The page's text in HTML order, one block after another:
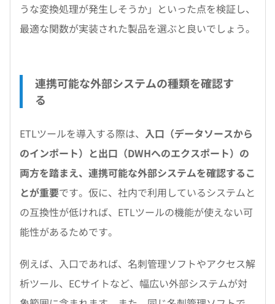
うな変換処理が発生しそうか」といった点を検証し、
最適な関数が実装された製品を選ぶと良いでしょう。
連携可能な外部システムの種類を確認す
る
ETLツールを導入する際は、 入口（データソースから
のインポート）と出口（DWHへのエクスポート）の
両方を踏まえ、連携可能な外部システムを確認するこ
とが重要です。仮に、社内で利用しているシステムと
の互換性が低ければ、ETLツールの機能が使えない可
能性があるためです。
例えば、入口であれば、名刺管理ソフトやアクセス解
析ツール、ECサイトなど、幅広い外部システムが対